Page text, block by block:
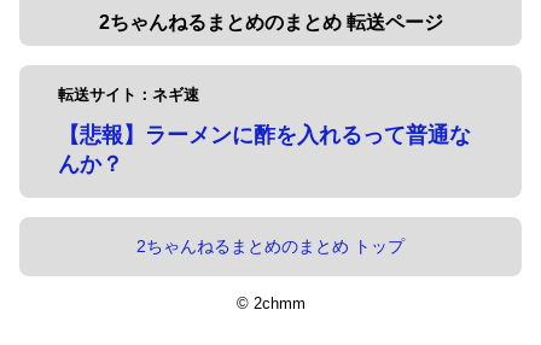
2ちゃんねるまとめのまとめ 転送ページ
転送サイト：ネギ速
【悲報】ラーメンに酢を入れるって普通な
んか？
2ちゃんねるまとめのまとめ トップ
© 2chmm